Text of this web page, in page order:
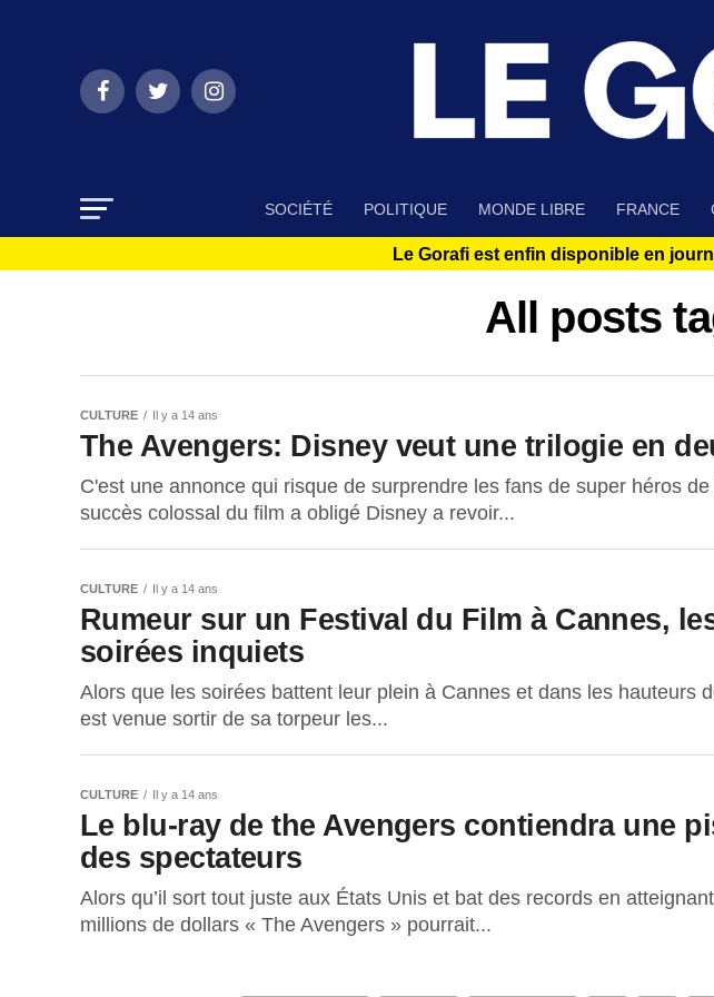
SOCIÉTÉ POLITIQUE MONDE LIBRE FRANCE
Le Gorafi est enfin disponible en
All posts
CULTURE Il y a 14 ans
The Avengers: Disney veut une trilogie en
C'est une annonce qui risque de surprendre les fans de super héros
succès colossal du film a obligé Disney a revoir...
CULTURE Il y a 14 ans
Rumeur sur un Festival du Film à Cannes,
soirées inquiets
Alors que les soirées battent leur plein à Cannes et dans les hauteurs
est venue sortir de sa torpeur les...
CULTURE Il y a 14 ans
Le blu-ray de the Avengers contiendra une
des spectateurs
Alors qu’il sort tout juste aux États Unis et bat des records en
millions de dollars « The Avengers » pourrait...